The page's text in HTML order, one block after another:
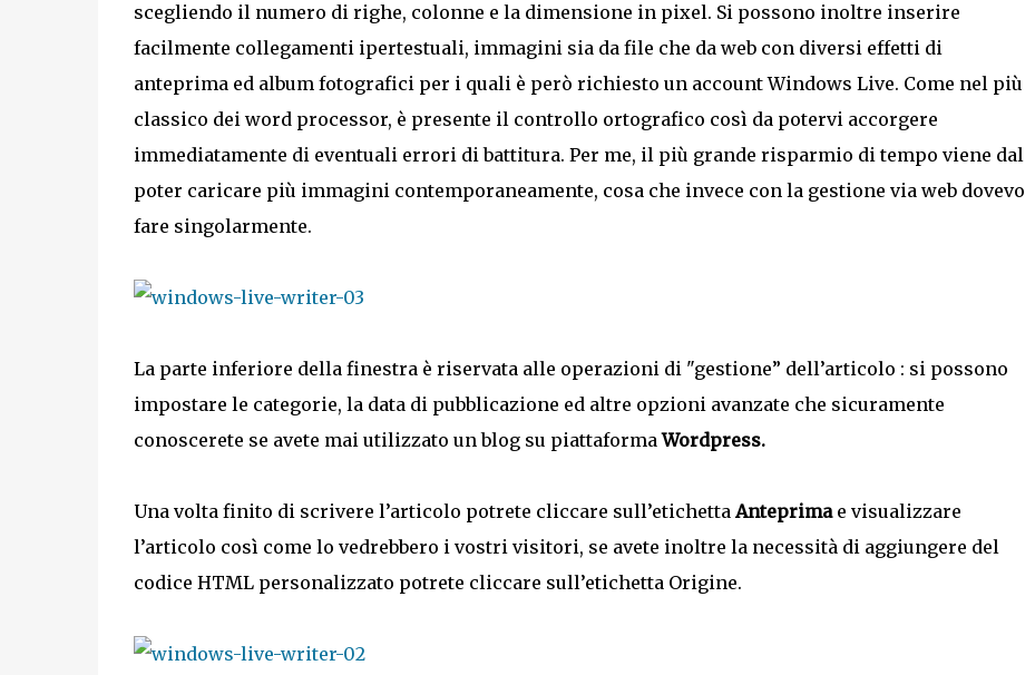
scegliendo il numero di righe, colonne e la dimensione in pixel. Si possono inoltre inserire
facilmente collegamenti ipertestuali, immagini sia da file che da web con diversi effetti di
anteprima ed album fotografici per i quali è però richiesto un account Windows Live. Come nel più
classico dei word processor, è presente il controllo ortografico così da potervi accorgere
immediatamente di eventuali errori di battitura. Per me, il più grande risparmio di tempo viene dal
poter caricare più immagini contemporaneamente, cosa che invece con la gestione via web dovevo
fare singolarmente.
La parte inferiore della finestra è riservata alle operazioni di "gestione” dell’articolo : si possono
impostare le categorie, la data di pubblicazione ed altre opzioni avanzate che sicuramente
conoscerete se avete mai utilizzato un blog su piattaformaWordpress.
Una volta finito di scrivere l’articolo potrete cliccare sull’etichettaAnteprimae visualizzare
l’articolo così come lo vedrebbero i vostri visitori, se avete inoltre la necessità di aggiungere del
codice HTML personalizzato potrete cliccare sull’etichetta Origine.